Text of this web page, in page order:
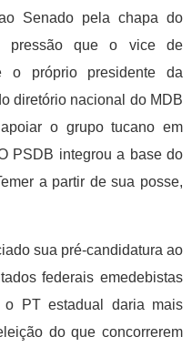
Senado pela chapa do
pressão que o vice de
o próprio presidente da
diretório nacional do MDB
o grupo tucano em
PSDB integrou a base do
a partir de sua posse,
sua pré-candidatura ao
federais emedebistas
PT estadual daria mais
do que concorrerem